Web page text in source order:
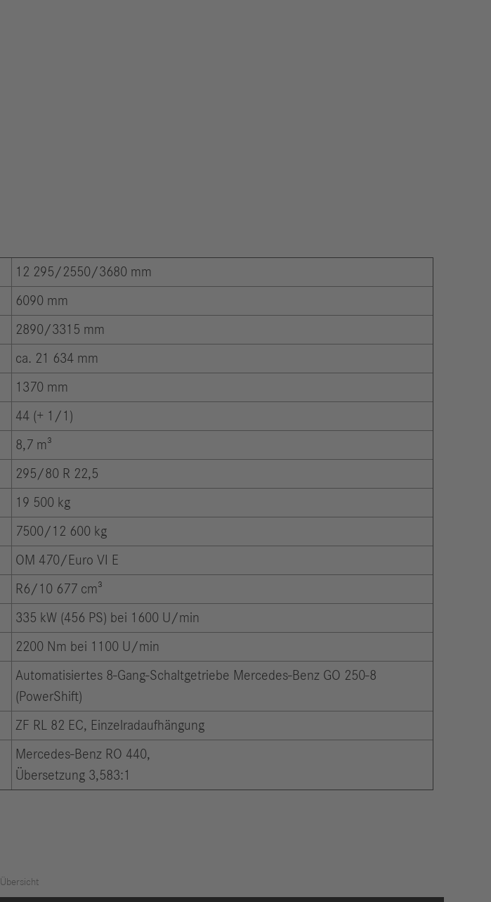
12 295/2550/3680 mm
6090 mm
2890/3315 mm
ca. 21 634 mm
1370 mm
44 (+ 1/1)
8,7 m³
295/80 R 22,5
19 500 kg
7500/12 600 kg
OM 470/Euro VI E
R6/10 677 cm³
335 kW (456 PS) bei 1600 U/min
2200 Nm bei 1100 U/min
Automatisiertes 8-Gang-Schaltgetriebe Mercedes-Benz GO 250-8
(PowerShift)
ZF RL 82 EC, Einzelradaufhängung
Mercedes-Benz RO 440,
Übersetzung 3,583:1
Übersicht